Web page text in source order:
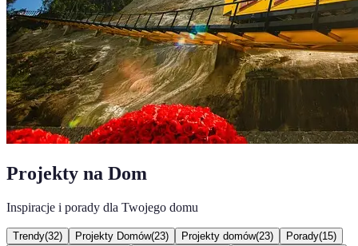
Projekty na Dom
Inspiracje i porady dla Twojego domu
Trendy(32) Projekty Domów(23) Projekty domów(23) Porady(15)